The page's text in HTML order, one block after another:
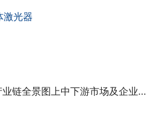
激光器
全景图上中下游市场及企业分析